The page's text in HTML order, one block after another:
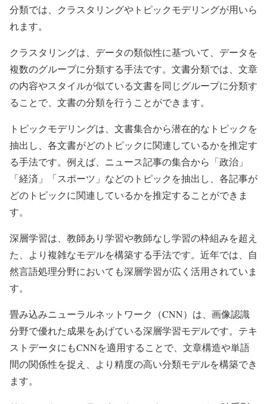
分類では、クラスタリングやトピックモデリングが用いら
れます。
クラスタリングは、データの類似性に基づいて、データを
複数のグループに分類する手法です。文書分類では、文章
の内容やスタイルが似ている文書を同じグループに分類す
ることで、文書の分類を行うことができます。
トピックモデリングは、文書集合から潜在的なトピックを
抽出し、各文書がどのトピックに関連しているかを推定す
る手法です。例えば、ニュース記事の集合から「政治」
「経済」「スポーツ」などのトピックを抽出し、各記事が
どのトピックに関連しているかを推定することができま
す。
深層学習は、教師あり学習や教師なし学習の枠組みを超え
た、より複雑なモデルを構築する手法です。近年では、自
然言語処理分野においても深層学習が広く活用されていま
す。
畳み込みニューラルネットワーク（CNN）は、画像認識
分野で優れた成果をあげている深層学習モデルです。テキ
ストデータにもCNNを適用することで、文章構造や単語
間の関係性を捉え、より精度の高い分類モデルを構築でき
ます。